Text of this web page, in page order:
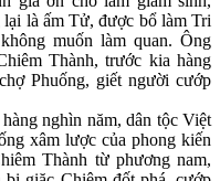
là ấm Tử, được bổ làm Tri
muốn làm quan. Ông
Thành, trước kia hàng
Phuống, giết người cướp
nghìn năm, dân tộc Việt
xâm lược của phong kiến
Thành từ phương nam,